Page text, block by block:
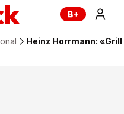
Heinz Horrmann: